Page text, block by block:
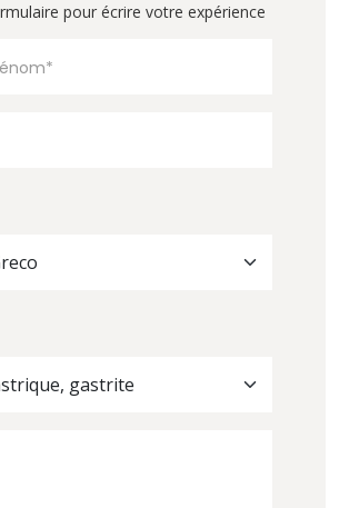
pour écrire votre expérience
gastrite